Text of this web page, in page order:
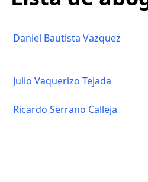
Daniel Bautista Vazquez
Julio Vaquerizo Tejada
Ricardo Serrano Calleja